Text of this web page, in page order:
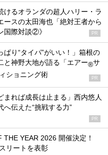
けるオランダの超人ハリー・ラ
ースの太田海也「絶対王者から
国際対談②》
PR
ぱり“タイパ”がいい！」箱根の
と神野大地が語る「エアー®サ
ショニング術 PR
まれば成長は止まる」西内悠人
伝えた“挑戦する力”
PR
THE YEAR 2026 開催決定！
リートを表彰